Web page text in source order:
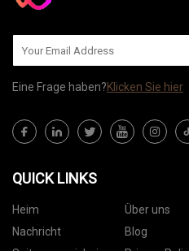
Eine Frage haben?Klicken Sie hier
QUICK LINKS
Heim Über uns
Nachricht
Blog